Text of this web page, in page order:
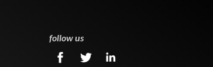
follow us